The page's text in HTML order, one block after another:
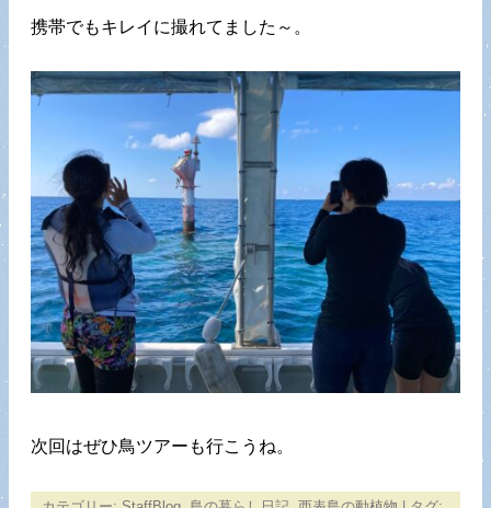
携帯でもキレイに撮れてました～。
次回はぜひ鳥ツアーも行こうね。